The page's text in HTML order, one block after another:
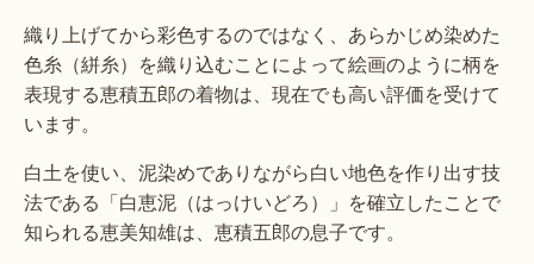
織り上げてから彩色するのではなく、あらかじめ染めた
色糸（絣糸）を織り込むことによって絵画のように柄を
表現する恵積五郎の着物は、現在でも高い評価を受けて
います。
白土を使い、泥染めでありながら白い地色を作り出す技
法である「白恵泥（はっけいどろ）」を確立したことで
知られる恵美知雄は、恵積五郎の息子です。